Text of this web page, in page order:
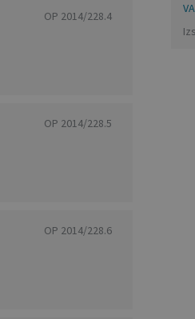
OP 2014/228.4
OP 2014/228.5
OP 2014/228.6